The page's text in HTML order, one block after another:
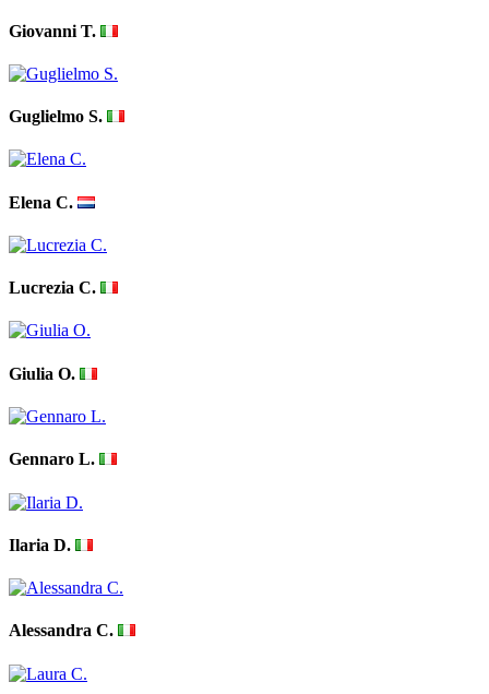
Giovanni T.
Guglielmo S.
Elena C.
Lucrezia C.
Giulia O.
Gennaro L.
Ilaria D.
Alessandra C.